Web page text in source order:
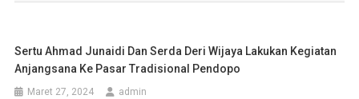
Sertu Ahmad Junaidi Dan Serda Deri Wijaya Lakukan Kegiatan
Anjangsana Ke Pasar Tradisional Pendopo
Maret 27, 2024 admin